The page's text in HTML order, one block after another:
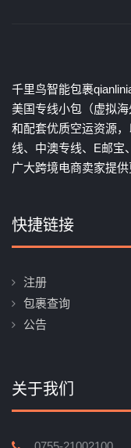
千里鸟智能包裹
美国专线小包（虚拟
和配套优质空运资源
线、中澳专线、E邮宝
广大跨境电商卖家提供
快捷链接
注册
包裹查询
公告
关于我们